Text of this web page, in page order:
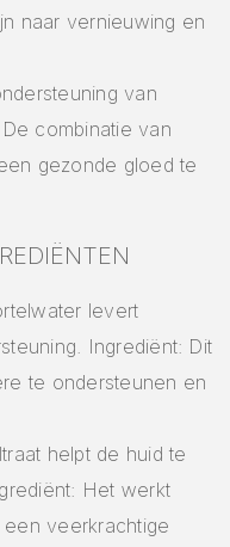
naar vernieuwing en
van
combinatie van
gezonde gloed te
levert
Ingrediënt: Dit
te ondersteunen en
helpt de huid te
Het werkt
veerkrachtige